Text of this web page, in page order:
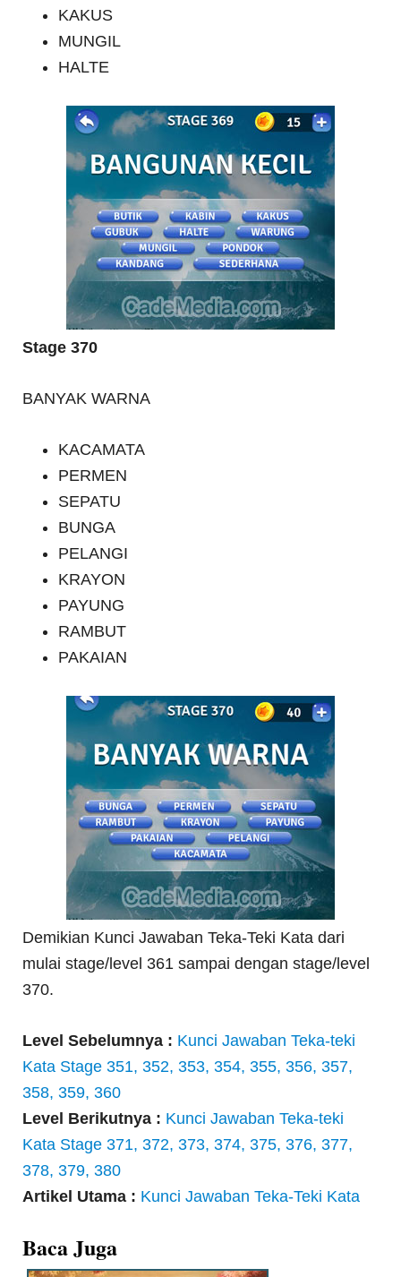
KAKUS
MUNGIL
HALTE
Stage 370
BANYAK WARNA
KACAMATA
PERMEN
SEPATU
BUNGA
PELANGI
KRAYON
PAYUNG
RAMBUT
PAKAIAN
Demikian Kunci Jawaban Teka-Teki Kata dari
mulai stage/level 361 sampai dengan stage/level
370.
Level Sebelumnya : Kunci Jawaban Teka-teki
Kata Stage 351, 352, 353, 354, 355, 356, 357,
358, 359, 360
Level Berikutnya : Kunci Jawaban Teka-teki
Kata Stage 371, 372, 373, 374, 375, 376, 377,
378, 379, 380
Artikel Utama : Kunci Jawaban Teka-Teki Kata
Baca Juga